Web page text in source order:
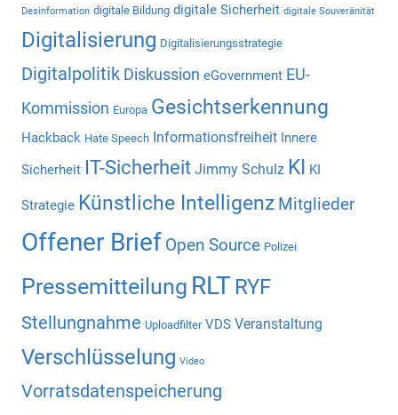
Desinformation digitale Bildung digitale Sicherheit digitale Souveränität
Digitalisierung Digitalisierungsstrategie
Digitalpolitik Diskussion eGovernment EU-
Kommission Europa Gesichtserkennung
Hackback Hate Speech Informationsfreiheit Innere
Sicherheit IT-Sicherheit Jimmy Schulz KI KI
Strategie Künstliche Intelligenz Mitglieder
Offener Brief Open Source Polizei
Pressemitteilung RLT RYF
Stellungnahme Uploadfilter VDS Veranstaltung
Verschlüsselung Video
Vorratsdatenspeicherung